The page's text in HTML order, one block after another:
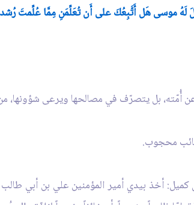
لَهُ موسى هَل أَتَّبِعُكَ على أَن تُعَلِّمَنِ مِمَّا عُلِّمتَ رُشد
أُمّته، بل يتصرّف في مصالحها ويرعى شؤونها،
غائب محجوب.
أخذ بيدي أمير المؤمنين علي بن أبي طالب